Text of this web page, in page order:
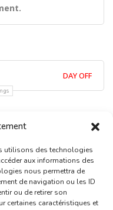
utilisons des technologies
aux informations des
nous permettra de
de navigation ou les ID
ou de retirer son
certaines caractéristiques et
DAY OFF